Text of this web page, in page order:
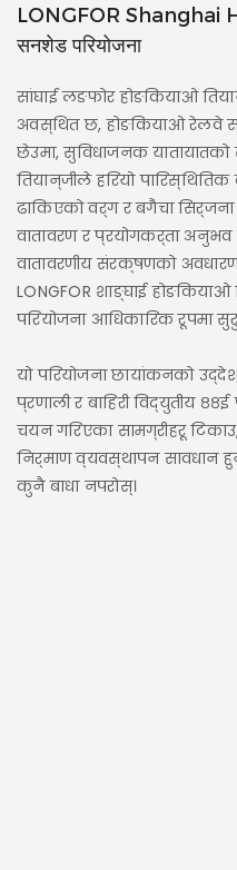
LONGFOR Shanghai
सनशेड परियोजना
सांघाई लङफोर होङकियाओ
अवस्थित छ, होङकियाओ रेलवे
छेउमा, सुविधाजनक यातायातको
तियान्जीले हरियो
ढाकिएको वर्ग र बगैंचा
वातावरण र प्रयोगकर्ता अनुभव
वातावरणीय संरक्षणको
LONGFOR शाङ्घाई होङकियाओ
परियोजना आधिकारिक रूपमा सुरु
यो परियोजना छायांकनको
प्रणाली र बाहिरी विद्युतीय
चयन गरिएका सामग्रीहरू
निर्माण व्यवस्थापन सावधान
कुनै बाधा नपरोस्।